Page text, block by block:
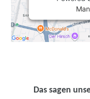
Das sagen